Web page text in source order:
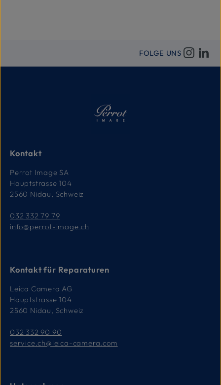
FOLGE UNS
Kontakt
Perrot Image SA
Hauptstrasse 104
2560 Nidau, Schweiz
032 332 79 79
info@perrot-image.ch
Kontakt für Reparaturen
Leica Camera AG
Hauptstrasse 104
2560 Nidau, Schweiz
032 332 90 90
service.ch@leica-camera.com